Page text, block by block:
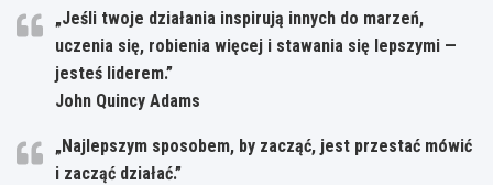
„Jeśli twoje działania inspirują innych do marzeń,
uczenia się, robienia więcej i stawania się lepszymi —
jesteś liderem.”
John Quincy Adams
„Najlepszym sposobem, by zacząć, jest przestać mówić
i zacząć działać.”